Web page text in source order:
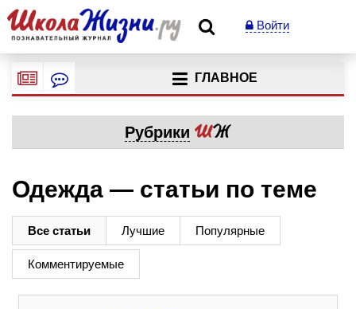
Войти
ГЛАВНОЕ
Рубрики
Одежда — статьи по теме
Все статьи Лучшие Популярные
Комментируемые